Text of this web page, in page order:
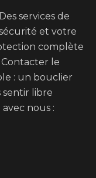
services de
et votre
complète
Contacter le
: un bouclier
sentir libre
nous :